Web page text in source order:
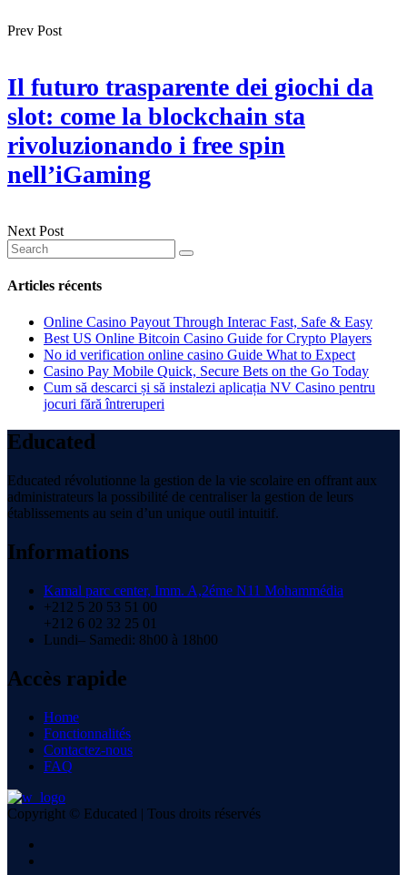
Prev Post
Il futuro trasparente dei giochi da
slot: come la blockchain sta
rivoluzionando i free spin
nell’iGaming
Next Post
Articles récents
Online Casino Payout Through Interac Fast, Safe & Easy
Best US Online Bitcoin Casino Guide for Crypto Players
No id verification online casino Guide What to Expect
Casino Pay Mobile Quick, Secure Bets on the Go Today
Cum să descarci și să instalezi aplicația NV Casino pentru
jocuri fără întreruperi
Educated
Educated révolutionne la gestion de la vie scolaire en offrant aux
administrateurs la possibilité de centraliser la gestion de leurs
établissements au sein d’un unique outil intuitif.
Informations
Kamal parc center, Imm. A,2éme N11 Mohammédia
+212 5 20 53 51 00
+212 6 02 32 25 01
Lundi– Samedi: 8h00 à 18h00
Accès rapide
Home
Fonctionnalités
Contactez-nous
FAQ
Copyright © Educated | Tous droits réservés